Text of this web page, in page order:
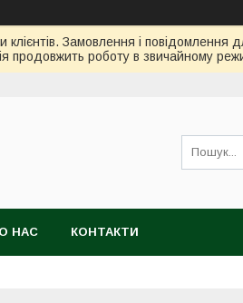
Замовлення і
продовжить роботу в звичайному
НАС КОНТАКТИ